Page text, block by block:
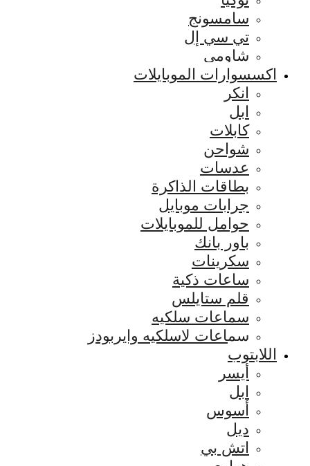
سامسونج
تي سي إل
شاومي
اكسسوارات الموبايلات
انكر
ابل
كابلات
شواحن
عدسات
بطاقات الذاكرة
جرابات موبايل
حوامل للموبايلات
باور بانك
سكرينات
ساعات ذكية
قلم ستايلس
سماعات سلكيه
سماعات لاسلكيه وايربودز
اللابتوب
أيسر
ابل
أسوس
ديل
اتش بي